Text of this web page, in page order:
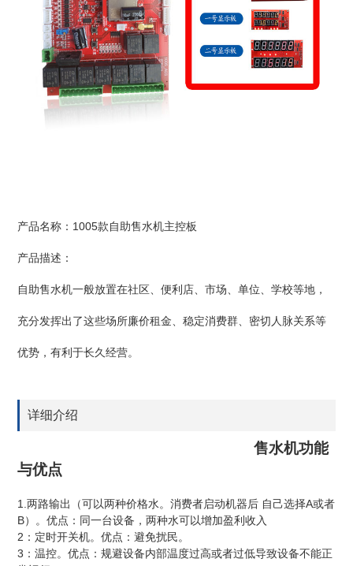
产品名称：1005款自助售水机主控板
产品描述：
自助售水机一般放置在社区、便利店、市场、单位、学校等地，
充分发挥出了这些场所廉价租金、稳定消费群、密切人脉关系等
优势，有利于长久经营。
详细介绍
售水机功能
与优点
1.两路输出（可以两种价格水。消费者启动机器后 自己选择A或者
B）。优点：同一台设备，两种水可以增加盈利收入
2 ：定时开关机。优点：避免扰民。
3 ：温控。优点：规避设备内部温度过高或者过低导致设备不能正